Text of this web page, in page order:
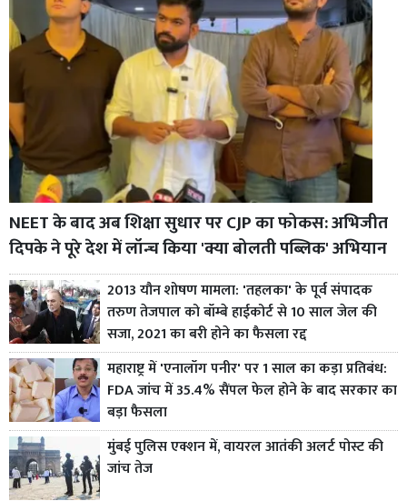
NEET के बाद अब शिक्षा सुधार पर CJP का फोकस: अभिजीत
दिपके ने पूरे देश में लॉन्च किया 'क्या बोलती पब्लिक' अभियान
2013 यौन शोषण मामला: 'तहलका' के पूर्व संपादक
तरुण तेजपाल को बॉम्बे हाईकोर्ट से 10 साल जेल की
सजा, 2021 का बरी होने का फैसला रद्द
महाराष्ट्र में 'एनालॉग पनीर' पर 1 साल का कड़ा प्रतिबंध:
FDA जांच में 35.4% सैंपल फेल होने के बाद सरकार का
बड़ा फैसला
मुंबई पुलिस एक्शन में, वायरल आतंकी अलर्ट पोस्ट की
जांच तेज